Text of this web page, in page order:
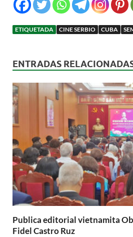
ETIQUETADA CINE SERBIO CUBA
ENTRADAS
Publica editorial vietnamita
Fidel Castro Ruz